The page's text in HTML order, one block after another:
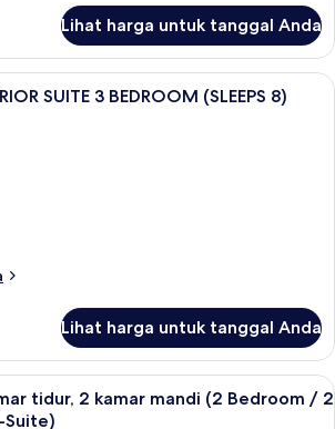
Lihat harga untuk tanggal Anda
SUITE 3 BEDROOM (SLEEPS 8)
Lihat harga untuk tanggal Anda
Kondo Deluks, 2 kamar tidur, 2
tidur, 2 kamar mandi (2 Bedroom / 2
Suite)